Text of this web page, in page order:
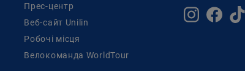
Прес-центр
Веб-сайт Unilin
Pобочі місця
Велокоманда WorldTour